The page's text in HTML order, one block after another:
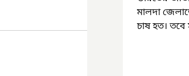
মালদা
চাষ হত। তবে